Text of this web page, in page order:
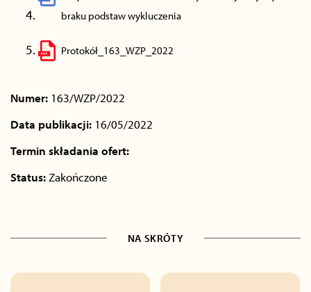
braku podstaw wykluczenia
Protokół_163_WZP_2022
Numer: 163/WZP/2022
Data publikacji: 16/05/2022
Termin składania ofert:
Status: Zakończone
NA SKRÓTY